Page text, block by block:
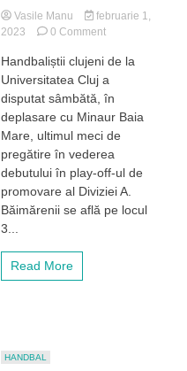
Vasile Manu
februarie 1,
2023
0 Commenton
de
la
„U”
Cluj
duminică
lupta
în
play-
off-
Handbaliștii clujeni de la
Universitatea Cluj a
disputat sâmbătă, în
deplasare cu Minaur Baia
Mare, ultimul meci de
pregătire în vederea
debutului în play-off-ul de
promovare al Diviziei A.
Băimărenii se află pe locul
3...
Read More
HANDBAL